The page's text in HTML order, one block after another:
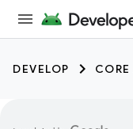
DEVELOP CORE